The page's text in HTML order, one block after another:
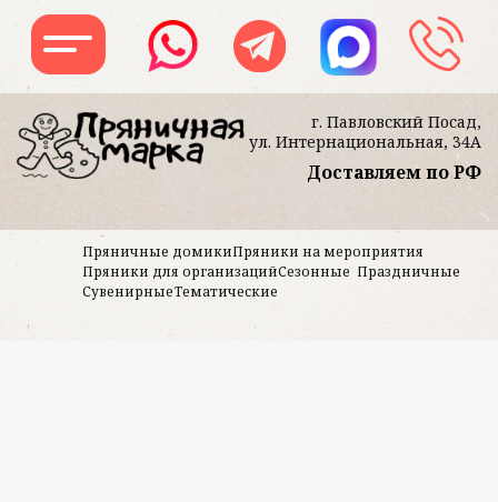
Заказать
г. Павловский Посад,
Доставляем по РФ
Пряничные домикиПряники на мероприятия
Пряники для организацийСезонные Праздничные
СувенирныеТематические